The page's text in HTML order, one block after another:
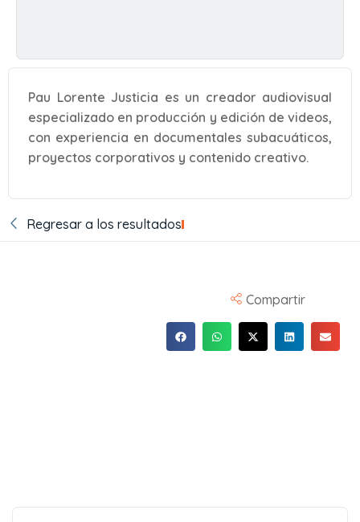
Pau Lorente Justicia es un creador audiovisual
especializado en producción y edición de videos,
con experiencia en documentales subacuáticos,
proyectos corporativos y contenido creativo.
Regresar a los resultados
Compartir